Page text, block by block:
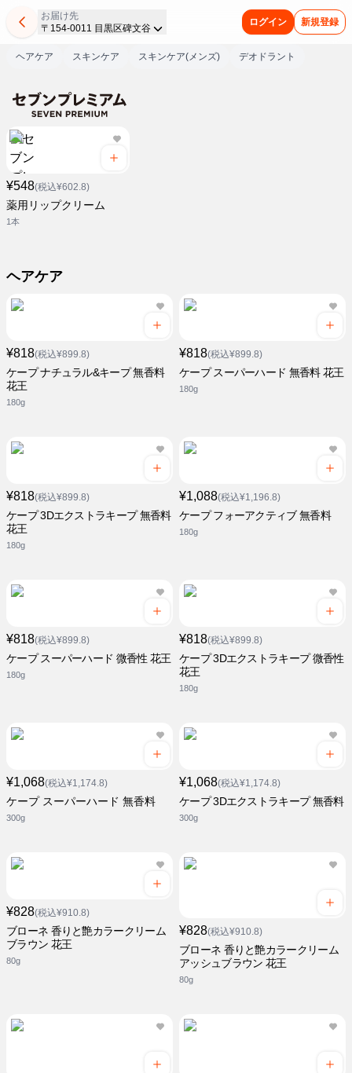
お届け先
〒154-0011 目黒区碑文谷
ログイン 新規登録
ヘアケア スキンケア スキンケア(メンズ) デオドラント
¥548(税込¥602.8)
薬用リップクリーム
1本
ヘアケア
¥818(税込¥899.8)
ケープ ナチュラル&キープ 無香料
花王
180g
¥818(税込¥899.8)
ケープ スーパーハード 無香料 花王
180g
¥818(税込¥899.8)
ケープ 3Dエクストラキープ 無香料
花王
180g
¥1,088(税込¥1,196.8)
ケープ フォーアクティブ 無香料
180g
¥818(税込¥899.8)
ケープ スーパーハード 微香性 花王
180g
¥818(税込¥899.8)
ケープ 3Dエクストラキープ 微香性
花王
180g
¥1,068(税込¥1,174.8)
ケープ スーパーハード 無香料
300g
¥1,068(税込¥1,174.8)
ケープ 3Dエクストラキープ 無香料
300g
¥828(税込¥910.8)
ブローネ 香りと艶カラークリーム
ブラウン 花王
80g
¥828(税込¥910.8)
ブローネ 香りと艶カラークリーム
アッシュブラウン 花王
80g